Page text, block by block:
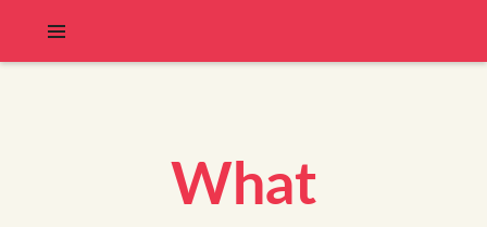
What